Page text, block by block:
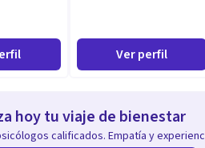
Ver perfil
hoy tu viaje de bienestar
calificados. Empatía y